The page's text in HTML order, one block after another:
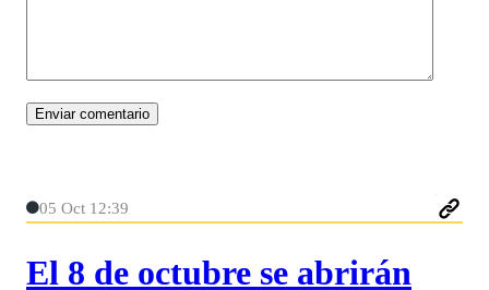
05 Oct 12:39
El 8 de octubre se abrirán